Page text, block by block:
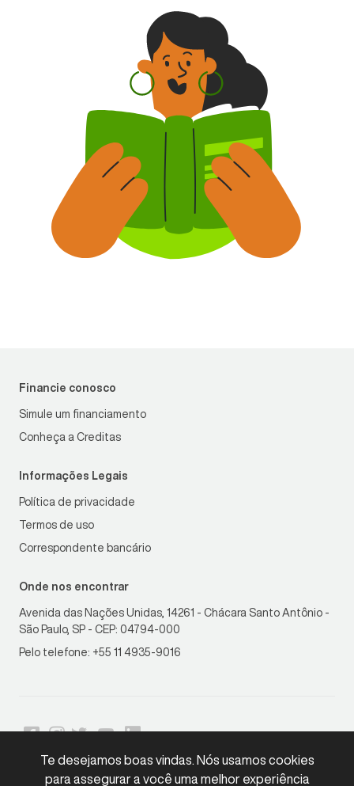
Te desejamos boas vindas. Nós usamos cookies
para assegurar a você uma melhor experiência
Financie conosco
Simule um financiamento
Conheça a Creditas
Informações Legais
Política de privacidade
Termos de uso
Correspondente bancário
Onde nos encontrar
Avenida das Nações Unidas, 14261 - Chácara Santo Antônio -
São Paulo, SP - CEP: 04794-000
Pelo telefone: +55 11 4935-9016
LGPDCompliant•Copyright © 2026 Creditas. Todos os